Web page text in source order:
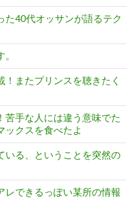
た40代オッサンが語るテク
またプリンスを聴きたく
苦手な人には違う意味でた
ックスを食べたよ
いる、ということを突然の
レできるっぽい某所の情報